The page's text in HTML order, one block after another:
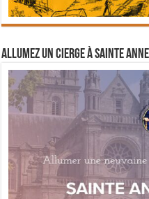
Allumez un cierge à Sainte Anne